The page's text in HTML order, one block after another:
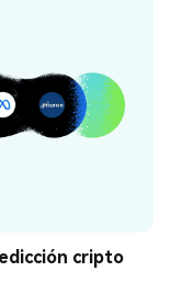
cripto